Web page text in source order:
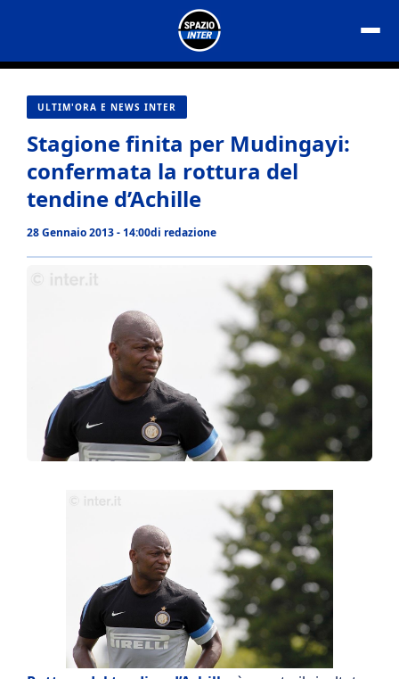
contenuto
ULTIM'ORA E NEWS INTER
Stagione finita per Mudingayi:
confermata la rottura del
tendine d’Achille
28 Gennaio 2013 - 14:00di redazione